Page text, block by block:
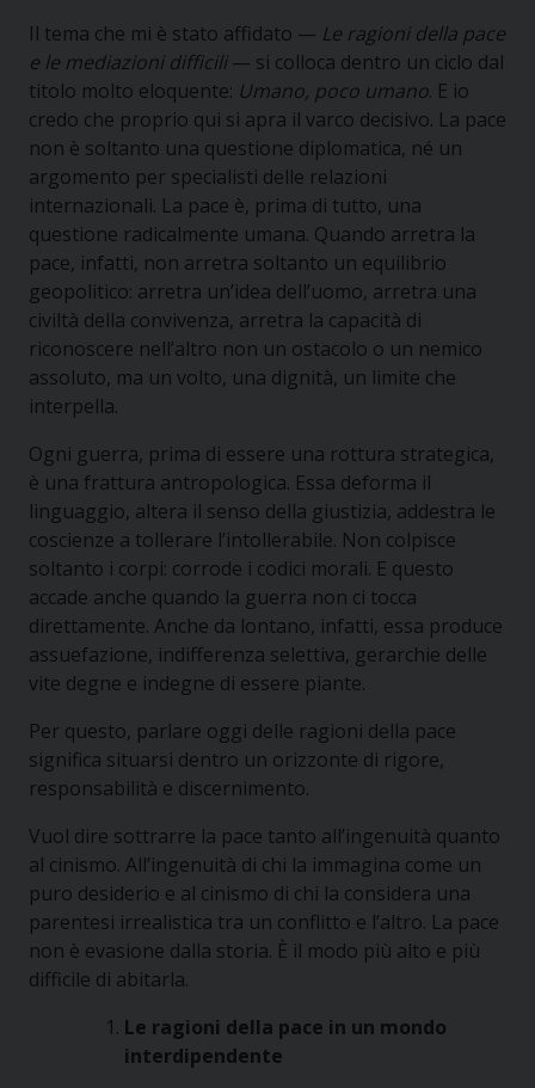
Il tema che mi è stato affidato — Le ragioni della pace
e le mediazioni difficili— si colloca dentro un ciclo dal
titolo molto eloquente: Umano, poco umano. E io
credo che proprio qui si apra il varco decisivo. La pace
non è soltanto una questione diplomatica, né un
argomento per specialisti delle relazioni
internazionali. La pace è, prima di tutto, una
questione radicalmente umana. Quando arretra la
pace, infatti, non arretra soltanto un equilibrio
geopolitico: arretra un’idea dell’uomo, arretra una
civiltà della convivenza, arretra la capacità di
riconoscere nell’altro non un ostacolo o un nemico
assoluto, ma un volto, una dignità, un limite che
interpella.
Ogni guerra, prima di essere una rottura strategica,
è una frattura antropologica. Essa deforma il
linguaggio, altera il senso della giustizia, addestra le
coscienze a tollerare l’intollerabile. Non colpisce
soltanto i corpi: corrode i codici morali. E questo
accade anche quando la guerra non ci tocca
direttamente. Anche da lontano, infatti, essa produce
assuefazione, indifferenza selettiva, gerarchie delle
vite degne e indegne di essere piante.
Per questo, parlare oggi delle ragioni della pace
significa situarsi dentro un orizzonte di rigore,
responsabilità e discernimento.
Vuol dire sottrarre la pace tanto all’ingenuità quanto
al cinismo. All’ingenuità di chi la immagina come un
puro desiderio e al cinismo di chi la considera una
parentesi irrealistica tra un conflitto e l’altro. La pace
non è evasione dalla storia. È il modo più alto e più
difficile di abitarla.
Le ragioni della pace in un mondo
interdipendente